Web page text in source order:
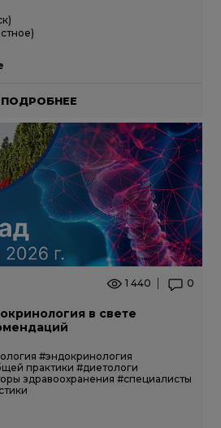
ПОДРОБНЕЕ
1 440 0
в свете
#эндокринология
практики #диетологи
здравоохранения #специалисты